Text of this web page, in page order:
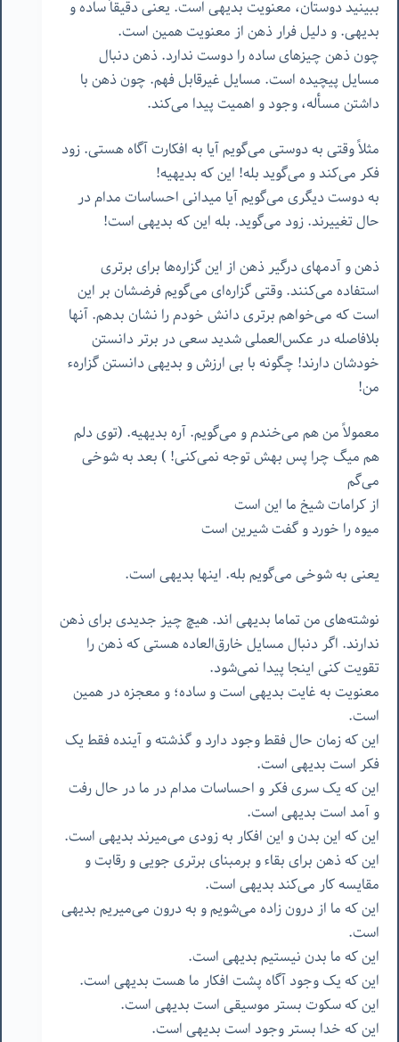
ببینید دوستان، معنویت بدیهی است. یعنی دقیقاً ساده و
بدیهی. و دلیل فرار ذهن از معنویت همین است.
چون ذهن چیزهای ساده را دوست ندارد. ذهن دنبال
مسایل پیچیده است. مسایل غیرقابل فهم. چون ذهن با
داشتن مسأله، وجود و اهمیت پیدا می‌کند.
مثلاً وقتی به دوستی می‌گویم آیا به افکارت آگاه هستی. زود
فکر می‌کند و می‌گوید بله! این که بدیهیه!
به دوست دیگری می‌گویم آیا میدانی احساسات مدام در
حال تغییرند. زود می‌گوید. بله این که بدیهی است!
ذهن و آدمهای درگیر ذهن از این گزاره‌ها برای برتری
استفاده می‌کنند. وقتی گزاره‌ای می‌گویم فرضشان بر این
است که می‌خواهم برتری دانش خودم را نشان بدهم. آنها
بلافاصله در عکس‌العملی شدید سعی در برتر دانستن
خودشان دارند! چگونه با بی ارزش و بدیهی دانستن گزارهء
من!
معمولاً من هم می‌خندم و می‌گویم. آره بدیهیه. (توی دلم
هم میگ چرا پس بهش توجه نمی‌کنی! ) بعد به شوخی
می‌گم
از کرامات شیخ ما این است
میوه را خورد و گفت شیرین است
یعنی به شوخی می‌گویم بله. اینها بدیهی است.
نوشته‌های من تماما بدیهی اند. هیچ چیز جدیدی برای ذهن
ندارند. اگر دنبال مسایل خارق‌العاده هستی که ذهن را
تقویت کنی اینجا پیدا نمی‌شود.
معنویت به غایت بدیهی است و ساده؛ و معجزه در همین
است.
این که زمان حال فقط وجود دارد و گذشته و آینده فقط یک
فکر است بدیهی است.
این که یک سری فکر و احساسات مدام در ما در حال رفت
و آمد است بدیهی است.
این که این بدن و این افکار به زودی می‌میرند بدیهی است.
این که ذهن برای بقاء و برمبنای برتری جویی و رقابت و
مقایسه کار می‌کند بدیهی است.
این که ما از درون زاده می‌شویم و به درون می‌میریم بدیهی
است.
این که ما بدن نیستیم بدیهی است.
این که یک وجود آگاه پشت افکار ما هست بدیهی است.
این که سکوت بستر موسیقی است بدیهی است.
این که خدا بستر وجود است بدیهی است.